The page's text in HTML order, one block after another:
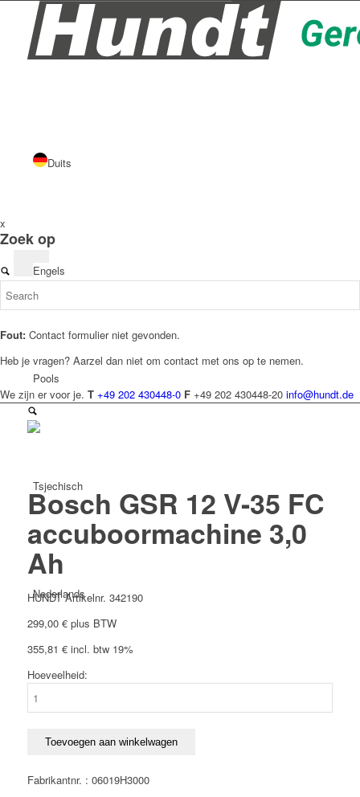
Duits
Engels
Pools
Tsjechisch
Nederlands
Frans
x
Zoek op
Fout: Contact formulier niet gevonden.
Heb je vragen? Aarzel dan niet om contact met ons op te nemen.
We zijn er voor je. T +49 202 430448-0 F +49 202 430448-20 info@hundt.de
Bosch GSR 12 V-35 FC
accuboormachine 3,0
Ah
HUNDT Artikelnr. 342190
299,00 €plus BTW
355,81 €incl. btw 19%
Hoeveelheid:
FC
Toevoegen aan winkelwagen
Fabrikantnr. : 06019H3000